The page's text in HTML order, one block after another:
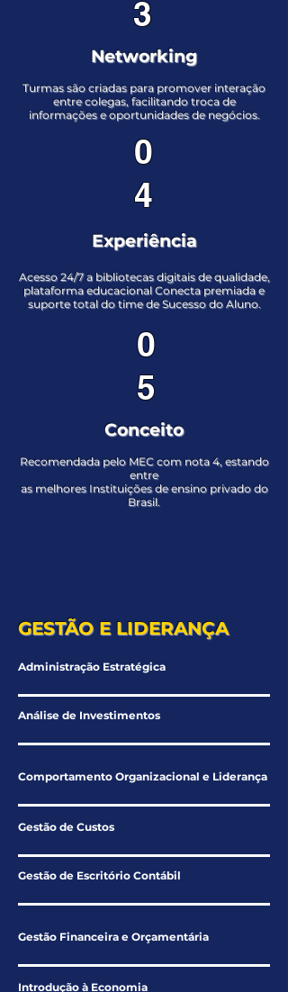
3
Networking
Turmas são criadas para promover interação
entre colegas, facilitando troca de
informações e oportunidades de negócios.
0
4
Experiência
Acesso 24/7 a bibliotecas digitais de qualidade,
plataforma educacional Conecta premiada e
suporte total do time de Sucesso do Aluno.
0
5
Conceito
Recomendada pelo MEC com nota 4, estando
entre
as melhores Instituições de ensino privado do
Brasil.
GESTÃO E LIDERANÇA
Administração Estratégica
Análise de Investimentos
Comportamento Organizacional e Liderança
Gestão de Custos
Gestão de Escritório Contábil
Gestão Financeira e Orçamentária
Introdução à Economia